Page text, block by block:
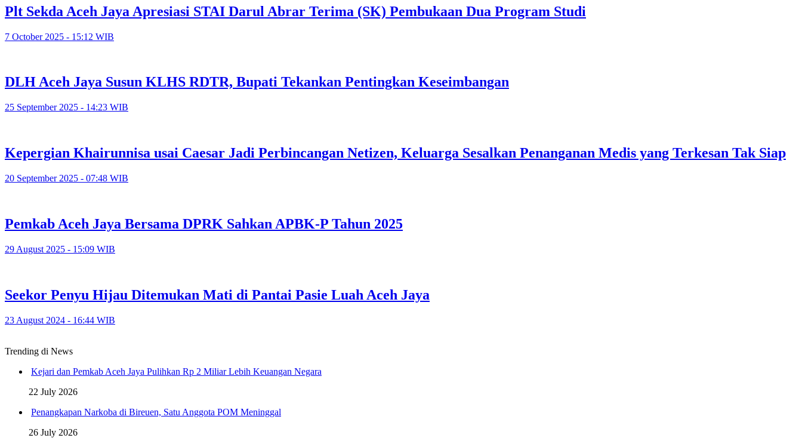
Plt Sekda Aceh Jaya Apresiasi STAI Darul Abrar Terima (SK) Pembukaan Dua Program Studi
7 October 2025 - 15:12 WIB
DLH Aceh Jaya Susun KLHS RDTR, Bupati Tekankan Pentingkan Keseimbangan
25 September 2025 - 14:23 WIB
Kepergian Khairunnisa usai Caesar Jadi Perbincangan Netizen, Keluarga Sesalkan Penanganan Medis yang Terkesan Tak Siap
20 September 2025 - 07:48 WIB
Pemkab Aceh Jaya Bersama DPRK Sahkan APBK-P Tahun 2025
29 August 2025 - 15:09 WIB
Seekor Penyu Hijau Ditemukan Mati di Pantai Pasie Luah Aceh Jaya
23 August 2024 - 16:44 WIB
Trending di News
Kejari dan Pemkab Aceh Jaya Pulihkan Rp 2 Miliar Lebih Keuangan Negara
22 July 2026
Penangkapan Narkoba di Bireuen, Satu Anggota POM Meninggal
26 July 2026